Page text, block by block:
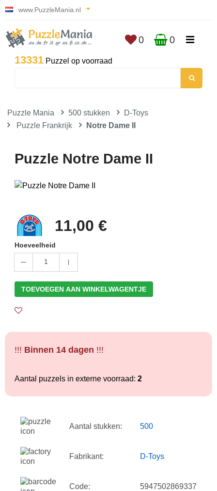
www.PuzzleMania.nl
13331 Puzzel op voorraad
0 0
Puzzle Mania 500 stukken
D-Toys
Puzzle Frankrijk
Notre Dame II
Puzzle Notre Dame II
11,00 €
Hoeveelheid
1
TOEVOEGEN AAN WINKELWAGENTJE
!!! Binnen 14 dagen !!!
Aantal puzzels in externe voorraad: 2
Aantal stukken: 500
Fabrikant: D-Toys
Code: 5947502869337